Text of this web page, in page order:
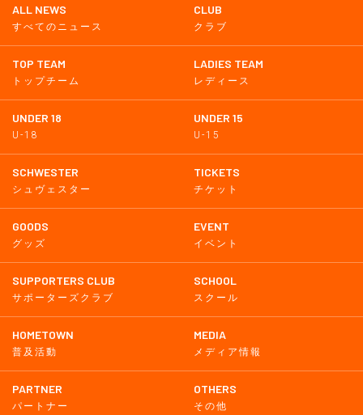
ALL NEWS
すべてのニュース
CLUB
クラブ
TOP TEAM
トップチーム
LADIES TEAM
レディース
UNDER 18
U-18
UNDER 15
U-15
SCHWESTER
シュヴェスター
TICKETS
チケット
GOODS
グッズ
EVENT
イベント
SUPPORTERS CLUB
サポーターズクラブ
SCHOOL
スクール
HOMETOWN
普及活動
MEDIA
メディア情報
PARTNER
パートナー
OTHERS
その他